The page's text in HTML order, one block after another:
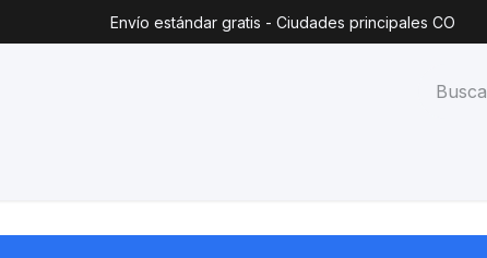
Envío estándar gratis - Ciudades principales CO